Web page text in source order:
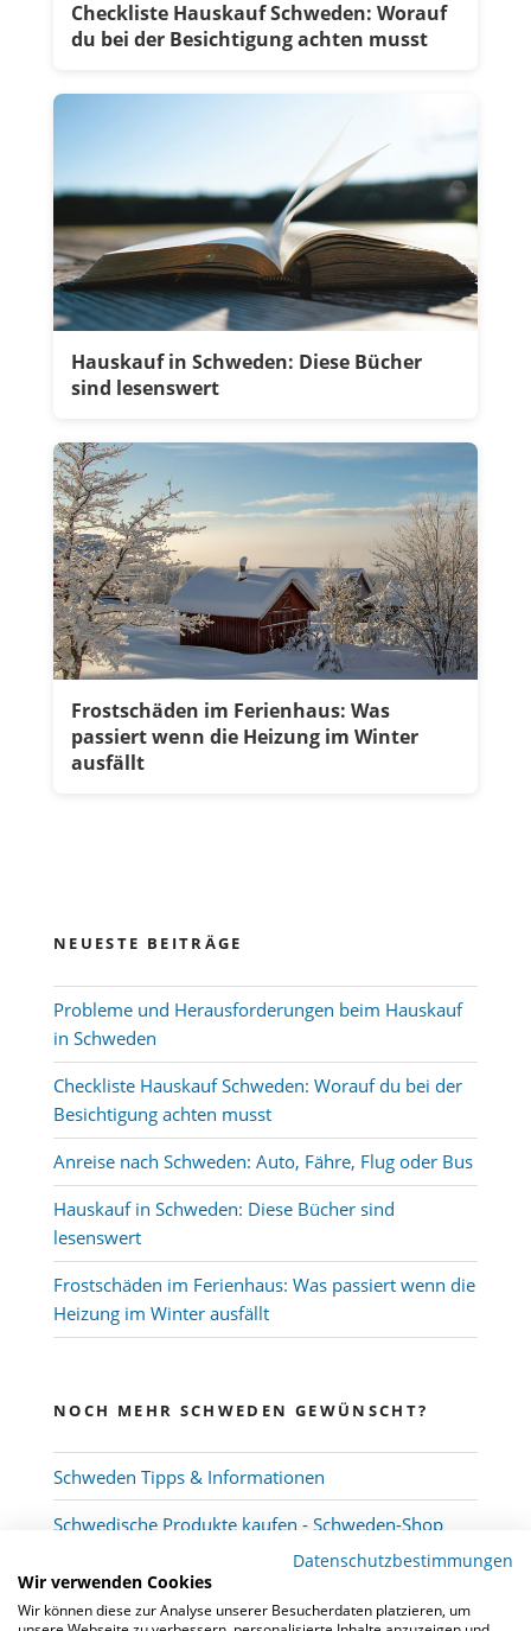
Checkliste Hauskauf Schweden: Worauf
du bei der Besichtigung achten musst
Hauskauf in Schweden: Diese Bücher
sind lesenswert
Frostschäden im Ferienhaus: Was
passiert wenn die Heizung im Winter
ausfällt
NEUESTE BEITRÄGE
Probleme und Herausforderungen beim Hauskauf
in Schweden
Checkliste Hauskauf Schweden: Worauf du bei der
Besichtigung achten musst
Anreise nach Schweden: Auto, Fähre, Flug oder Bus
Hauskauf in Schweden: Diese Bücher sind
lesenswert
Frostschäden im Ferienhaus: Was passiert wenn die
Heizung im Winter ausfällt
NOCH MEHR SCHWEDEN GEWÜNSCHT?
Schweden Tipps & Informationen
Schwedische Produkte kaufen - Schweden-Shop
Datenschutzbestimmungen
Wir verwenden Cookies
Wir können diese zur Analyse unserer Besucherdaten platzieren, um